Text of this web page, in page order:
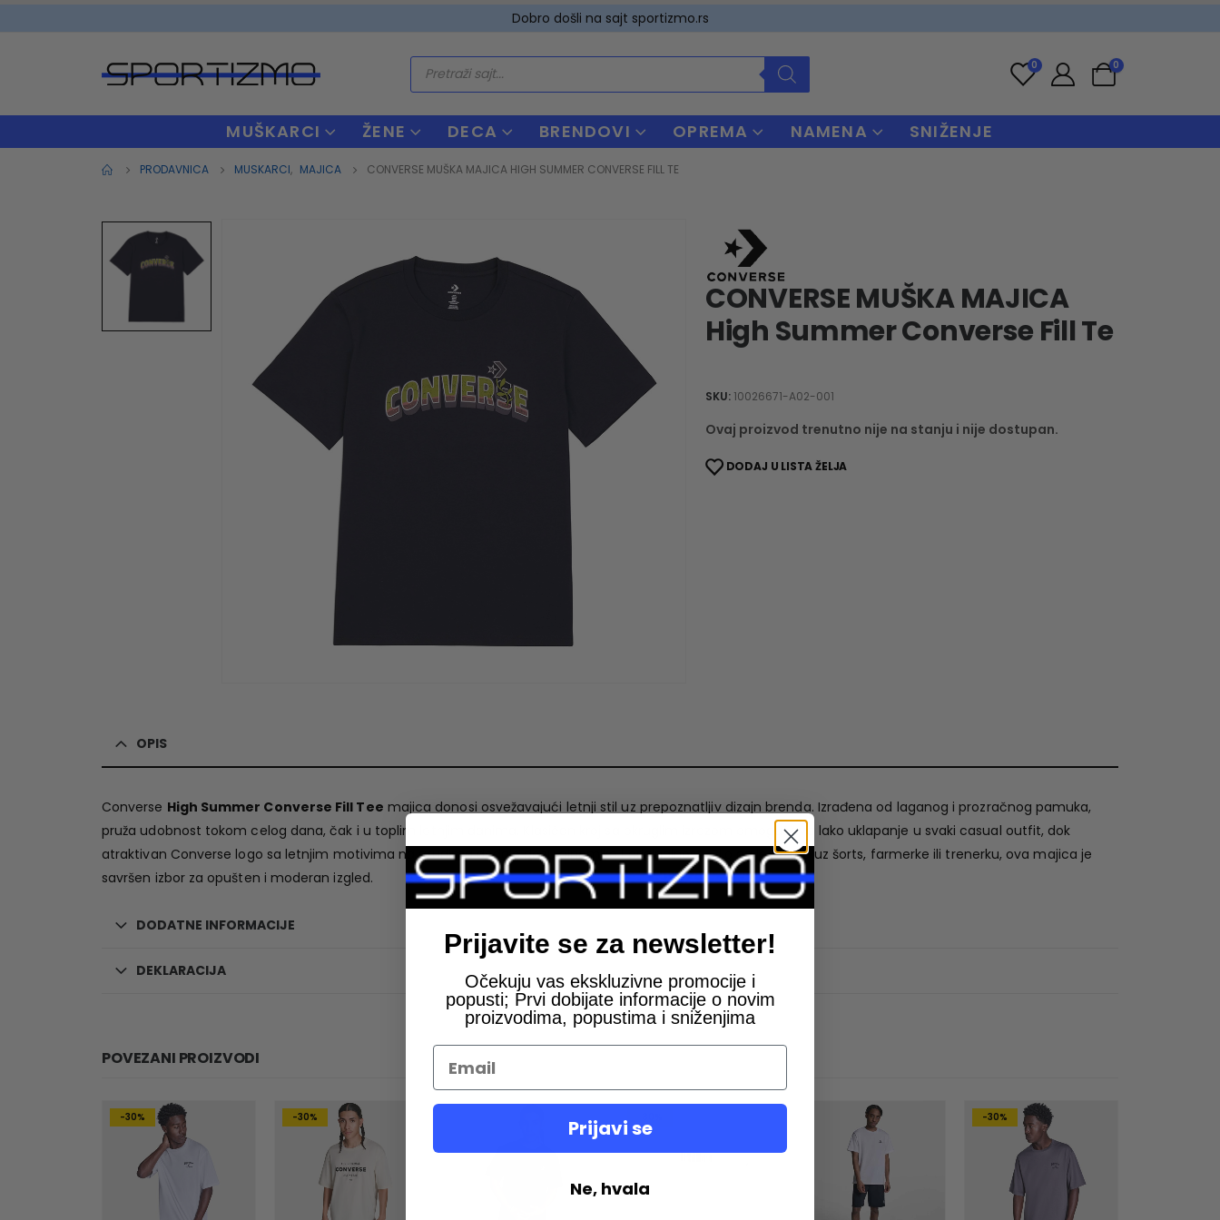
Dobro došli na sajt sportizmo.rs
Products
search
0 0
MUŠKARCI ŽENE DECA BRENDOVI OPREMA NAMENA SNIŽENJE
PRODAVNICA MUSKARCI, MAJICA CONVERSE MUŠKA MAJICA HIGH SUMMER CONVERSE FILL TE
CONVERSE MUŠKA MAJICA
High Summer Converse Fill Te
SKU: 10026671-A02-001
Ovaj proizvod trenutno nije na stanju i nije dostupan.
DODAJ U LISTA ŽELJA
OPIS
Converse High Summer Converse Fill Tee majica donosi osvežavajući letnji stil uz prepoznatljiv dizajn brenda. Izrađena od laganog i prozračnog pamuka,
pruža udobnost tokom celog dana, čak i u toplim letnjim danima. Klasičan kroj sa okruglim izrezom omogućava lako uklapanje u svaki casual outfit, dok
atraktivan Converse logo sa letnjim motivima na grudima dodaje dozu dinamike i originalnosti. Bilo da je nosite uz šorts, farmerke ili trenerku, ova majica je
savršen izbor za opušten i moderan izgled.
DODATNE INFORMACIJE
DEKLARACIJA
POVEZANI PROIZVODI
-30% -30% -30%
Prijavite se za newsletter!
Očekuju vas ekskluzivne promocije i
popusti; Prvi dobijate informacije o novim
proizvodima, popustima i sniženjima
Prijavi se
Ne, hvala